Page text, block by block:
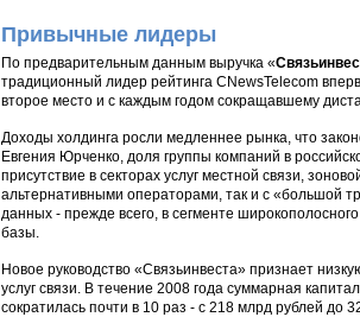
Привычные лидеры
По предварительным данным выручка «
традиционный лидер рейтинга CNewsTelecom
второе место и с каждым годом сокращавшему
Доходы холдинга росли медленнее рынка, что
Евгения Юрченко, доля группы компаний в
присутствие в секторах услуг местной связи,
альтернативными операторами, так и с «большой
данных - прежде всего, в сегменте
базы.
Новое руководство «Связьинвеста» признает
услуг связи. В течение 2008 года суммарная
сократилась почти в 10 раз - с 218 млрд рублей до